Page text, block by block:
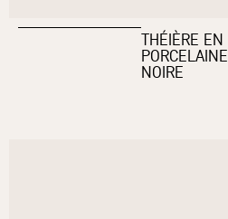
THÉIÈRE EN
PORCELAINE
NOIRE